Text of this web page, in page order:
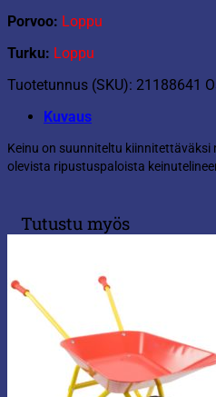
Porvoo: Loppu
Turku: Loppu
Tuotetunnus (SKU): 21188641
Kuvaus
Keinu on suunniteltu
olevista ripustuspaloista
Tutustu myös